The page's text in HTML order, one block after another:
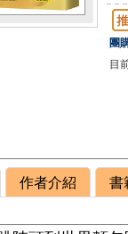
團
目
作者介紹 書